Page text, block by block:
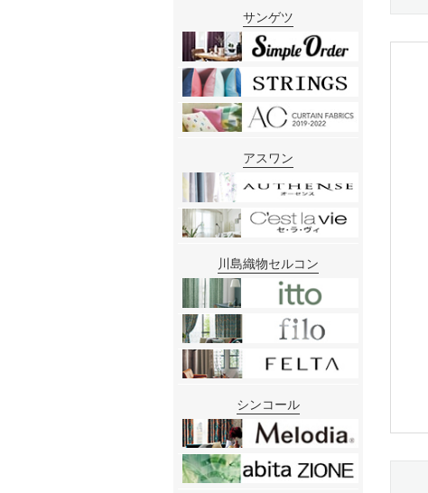
サンゲツ
アスワン
川島織物セルコン
シンコール